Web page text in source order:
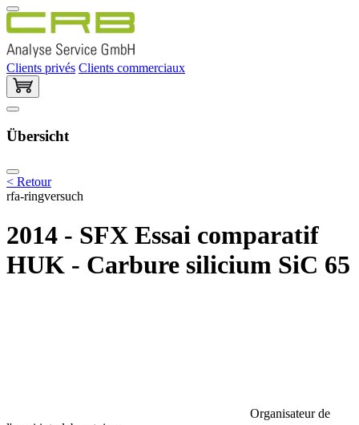
Clients privés Clients commerciaux
Übersicht
< Retour
rfa-ringversuch
2014 - SFX Essai comparatif
HUK - Carbure silicium SiC 65
Organisateur de